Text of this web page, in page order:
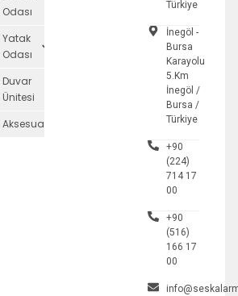
Odası
Yatak
Odası
Duvar
Ünitesi
Aksesuarlar
Türkiye
İnegöl -
Bursa
Karayolu
5.Km
İnegöl /
Bursa /
Türkiye
+90
(224)
714 17
00
+90
(516)
166 17
00